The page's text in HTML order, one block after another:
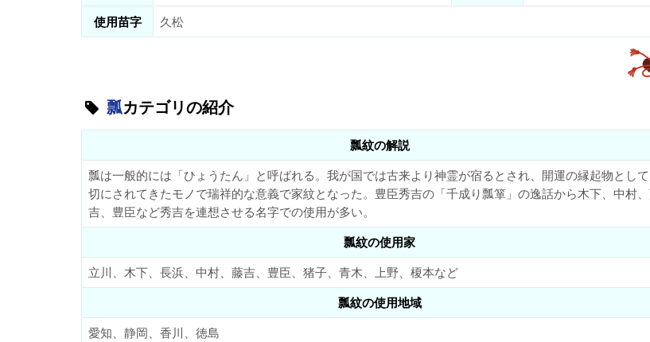
使用苗字
久松
瓢カテゴリの紹介
瓢紋の解説
瓢は一般的には「ひょうたん」と呼ばれる。我が国では古来より神霊が宿るとされ、開運の縁起物とし
切にされてきたモノで瑞祥的な意義で家紋となった。豊臣秀吉の「千成り瓢箪」の逸話から木下、中村
吉、豊臣など秀吉を連想させる名字での使用が多い。
瓢紋の使用家
立川、木下、長浜、中村、藤吉、豊臣、猪子、青木、上野、榎本など
瓢紋の使用地域
愛知、静岡、香川、徳島